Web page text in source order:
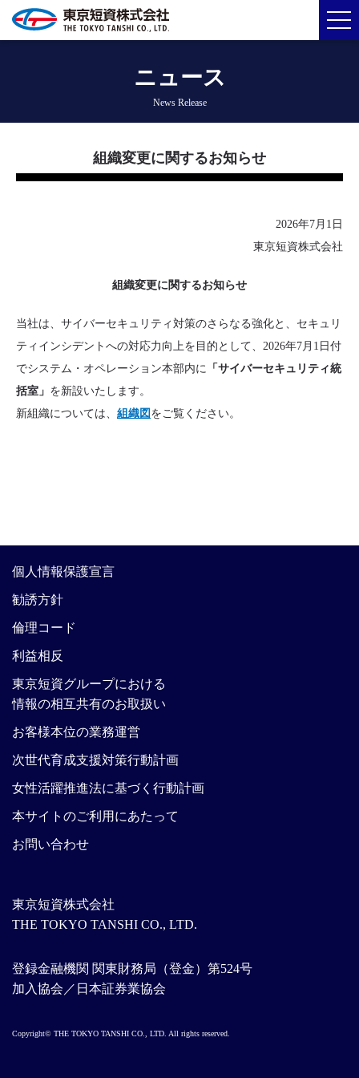
ニュース
News Release
組織変更に関するお知らせ
2026年7月1日
東京短資株式会社
組織変更に関するお知らせ
当社は、サイバーセキュリティ対策のさらなる強化と、セキュリ
ティインシデントへの対応力向上を目的として、2026年7月1日付
でシステム・オペレーション本部内に 「サイバーセキュリティ統
括室」 を新設いたします。
新組織については、 組織図 をご覧ください。
東京短資株式会社
THE TOKYO TANSHI CO., LTD.
登録金融機関 関東財務局（登金）第524号
加入協会／日本証券業協会
個人情報保護宣言
勧誘方針
倫理コード
利益相反
東京短資グループにおける
情報の相互共有のお取扱い
お客様本位の業務運営
次世代育成支援対策行動計画
女性活躍推進法に基づく行動計画
本サイトのご利用にあたって
お問い合わせ
Copyright© THE TOKYO TANSHI CO., LTD. All rights reserved.